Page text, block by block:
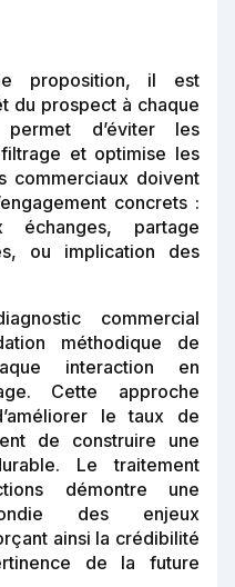
proposition, il est
du prospect à chaque
d’éviter les
et optimise les
commerciaux doivent
concrets :
échanges, partage
ou implication des
commercial
méthodique de
interaction en
Cette approche
le taux de
de construire une
Le traitement
démontre une
des enjeux
ainsi la crédibilité
de la future